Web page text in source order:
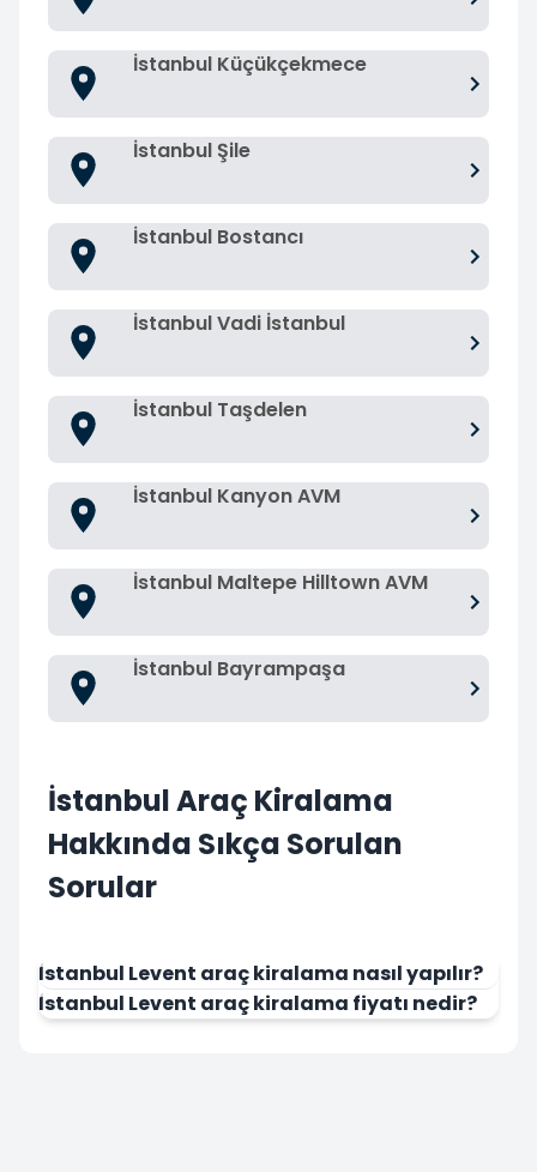
İstanbul Küçükçekmece
İstanbul Şile
İstanbul Bostancı
İstanbul Vadi İstanbul
İstanbul Taşdelen
İstanbul Kanyon AVM
İstanbul Maltepe Hilltown AVM
İstanbul Bayrampaşa
İstanbul Araç Kiralama
Hakkında Sıkça Sorulan
Sorular
İstanbul Levent araç kiralama nasıl yapılır?
İstanbul Levent araç kiralama fiyatı nedir?